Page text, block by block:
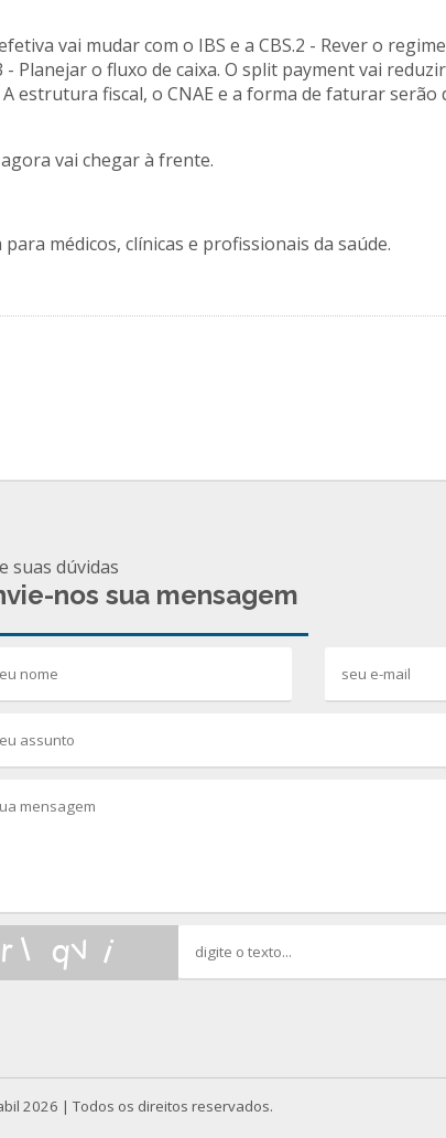
vai mudar com o IBS e a CBS.2 - Rever o
Planejar o fluxo de caixa. O split payment vai
estrutura fiscal, o CNAE e a forma de faturar
vai chegar à frente.
médicos, clínicas e profissionais da saúde.
suas dúvidas
nos sua mensagem
2026 | Todos os direitos reservados.